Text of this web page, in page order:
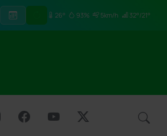
26° 93% 5km/h 32°/21°